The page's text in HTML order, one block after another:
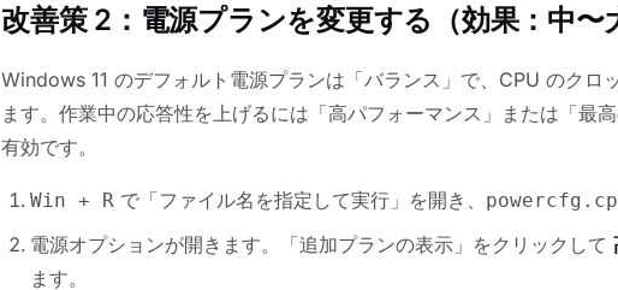
改善策 2：電源プランを変更する（効果：中〜
Windows 11 のデフォルト電源プランは「バランス」で、CPU のクロ
ます。作業中の応答性を上げるには「高パフォーマンス」または「最
有効です。
Win + R で「ファイル名を指定して実行」を開き、
電源オプションが開きます。「追加プランの表示」をクリックして
ます。